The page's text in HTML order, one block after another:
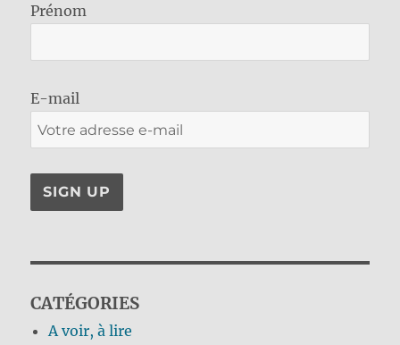
Prénom
E-mail
CATÉGORIES
A voir, à lire